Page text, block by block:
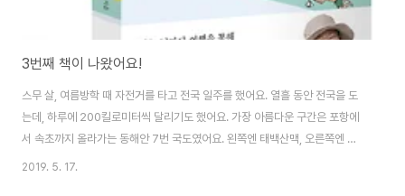
3번째 책이 나왔어요!
스무 살, 여름방학 때 자전거를 타고 전국 일주를 했어요. 열흘 동안 전국을 도
는데, 하루에 200킬로미터씩 달리기도 했어요. 가장 아름다운 구간은 포항에
서 속초까지 올라가는 동해안 7번 국도였어요. 왼쪽엔 태백산맥, 오른쪽엔 동
해. 오르막에서 온 힘을 다해 페달을 밟아 고개 정상에 서는 순간 눈앞에 바다가
2019. 5. 17.